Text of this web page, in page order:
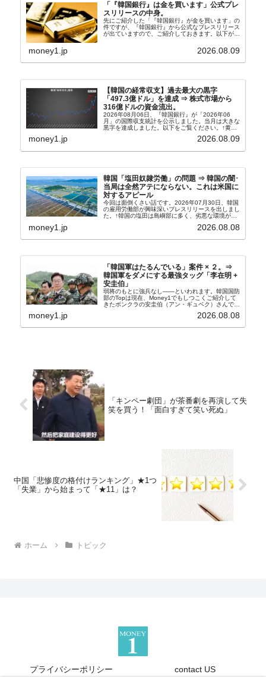
「『韓国銀行』は金を買います」公式プレ
スリリースの中身。
先にご紹介した「『韓国銀行』が金を買います」の
件ですが、『韓国銀行』から公式なプレスリリース
が出ていますので、ご紹介しておきます。以下が全
れ協力体制を構築□『韓国銀行』は、国内生産金の
money1.jp 2026.08.09
【韓国の経常収支】過去最大の黒字
「497.3億ドル」を達成 ⇒ 株式市場から
316億ドルの資金流出。
2026年08月06日、『韓国銀行』が「2026年06
月」の国際収支統計を公示しました。当月は大きな
黒字を達成しました。以下をご覧ください。↑黄色
の経常収支です。2026年06月貿易収支：4...
money1.jp 2026.08.09
韓国「塩田奴隷労働」の問題 ⇒ 韓国の闇･
当局は全然アテにならない。これは米国に
対するアピール
今回は面倒くさい話です。2026年07月30日、韓国
の雇用労働部が興味深いプレスリリースを出しまし
た。↑韓国の塩田は島嶼部に多く、劣悪な環境が一
たといわれます（後述）。これは、いわゆる「塩田
money1.jp 2026.08.08
「韓国軍はたるんでいる」案件 × ２。⇒
韓国軍をダメにする最強タッグ「李在明 +
安圭伯」
弱将のもとに強兵なし――といわれます。韓国国防
部のTopは現在、Money1でもしつこくご紹介して
きたボンクラの安圭伯（アン・ギュベク）さんで
さんと「韓国初の文官上がり」の国防部長官安圭伯
money1.jp 2026.08.08
「キンペー劇団」が茶番劇を再演して失
笑を買う！「面白すぎて笑い死ぬ」
中国「悲惨度の格付けランキング」★1つ
「失業」から始まって「★11」は？
ホーム トピック
プライバシーポリシー contact US